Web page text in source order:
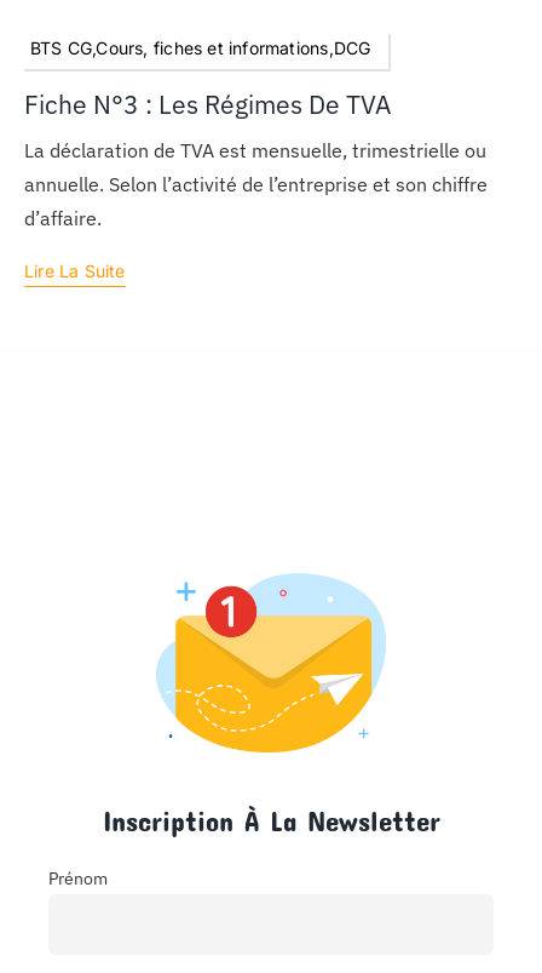
BTS CG,Cours, fiches et informations,DCG
Fiche N°3 : Les Régimes De TVA
La déclaration de TVA est mensuelle, trimestrielle ou
annuelle. Selon l’activité de l’entreprise et son chiffre
d’affaire.
Lire La Suite
Inscription À La Newsletter
Prénom